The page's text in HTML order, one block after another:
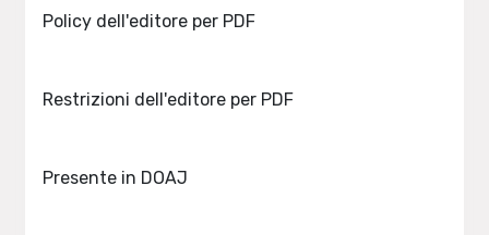
Policy dell'editore per PDF
Restrizioni dell'editore per PDF
Presente in DOAJ